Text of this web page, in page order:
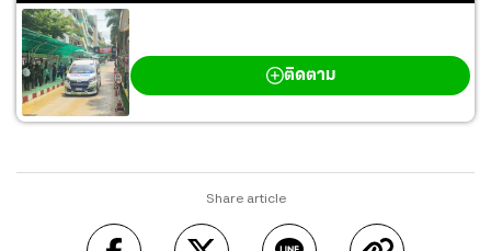
ติดตาม
Share article